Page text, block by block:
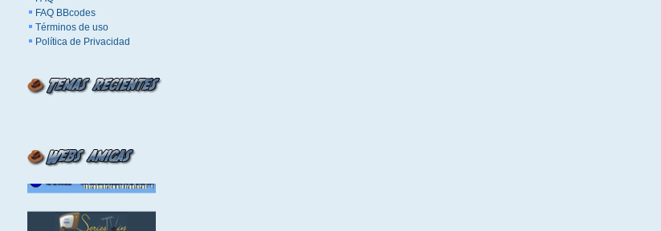
FAQ BBcodes
Términos de uso
Política de Privacidad